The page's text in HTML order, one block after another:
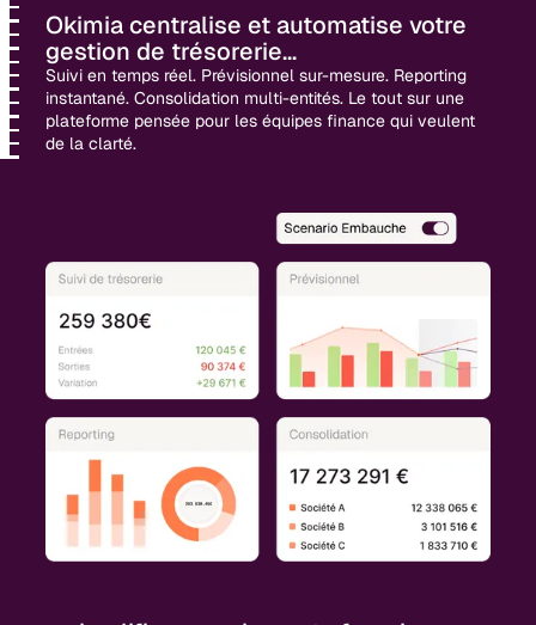
Okimia centralise et automatise votre
gestion de trésorerie...
Suivi en temps réel. Prévisionnel sur-mesure. Reporting
instantané. Consolidation multi-entités. Le tout sur une
plateforme pensée pour les équipes finance qui veulent
de la clarté.